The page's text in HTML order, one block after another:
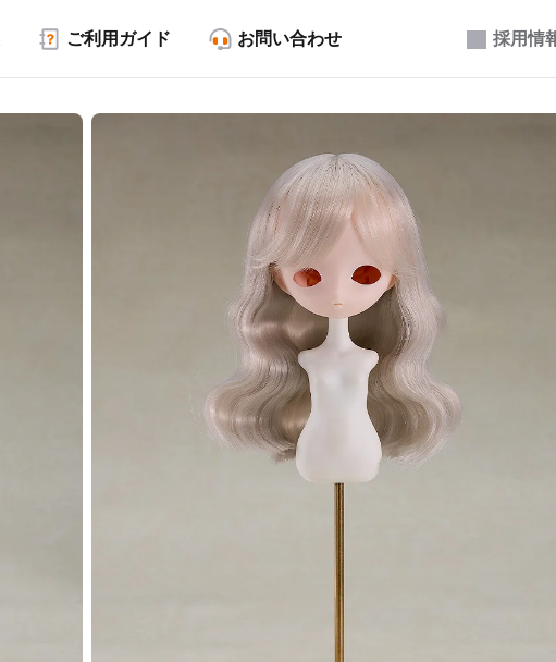
採用情
ご利用ガイド お問い合わせ